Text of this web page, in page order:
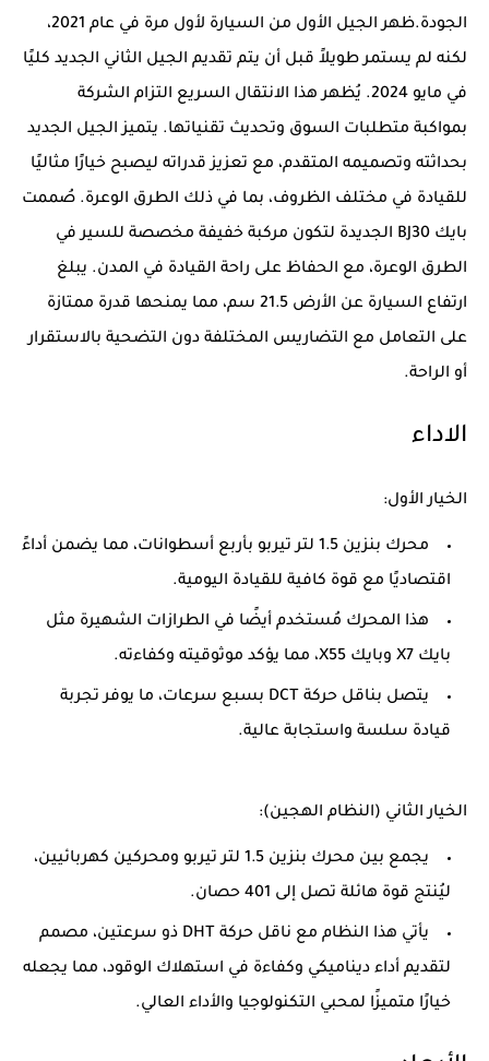
الجودة.ظهر الجيل الأول من السيارة لأول مرة في عام 2021،
لكنه لم يستمر طويلاً قبل أن يتم تقديم الجيل الثاني الجديد كليًا
في مايو 2024. يُظهر هذا الانتقال السريع التزام الشركة
بمواكبة متطلبات السوق وتحديث تقنياتها. يتميز الجيل الجديد
بحداثته وتصميمه المتقدم، مع تعزيز قدراته ليصبح خيارًا مثاليًا
للقيادة في مختلف الظروف، بما في ذلك الطرق الوعرة. صُممت
بايك BJ30 الجديدة لتكون مركبة خفيفة مخصصة للسير في
الطرق الوعرة، مع الحفاظ على راحة القيادة في المدن. يبلغ
ارتفاع السيارة عن الأرض 21.5 سم، مما يمنحها قدرة ممتازة
على التعامل مع التضاريس المختلفة دون التضحية بالاستقرار
أو الراحة.
الاداء
الخيار الأول:
محرك بنزين 1.5 لتر تيربو بأربع أسطوانات، مما يضمن أداءً
اقتصاديًا مع قوة كافية للقيادة اليومية.
هذا المحرك مُستخدم أيضًا في الطرازات الشهيرة مثل
بايك X7 وبايك X55، مما يؤكد موثوقيته وكفاءته.
يتصل بناقل حركة DCT بسبع سرعات، ما يوفر تجربة
قيادة سلسة واستجابة عالية.
الخيار الثاني (النظام الهجين):
يجمع بين محرك بنزين 1.5 لتر تيربو ومحركين كهربائيين،
ليُنتج قوة هائلة تصل إلى 401 حصان.
يأتي هذا النظام مع ناقل حركة DHT ذو سرعتين، مصمم
لتقديم أداء ديناميكي وكفاءة في استهلاك الوقود، مما يجعله
خيارًا متميزًا لمحبي التكنولوجيا والأداء العالي.